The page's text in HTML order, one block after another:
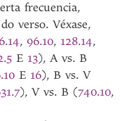
frecuencia,
verso. Véxase,
,96.10, 128.14,
E 13), A vs. B
E 16), B vs. V
), V vs. B (740.10,